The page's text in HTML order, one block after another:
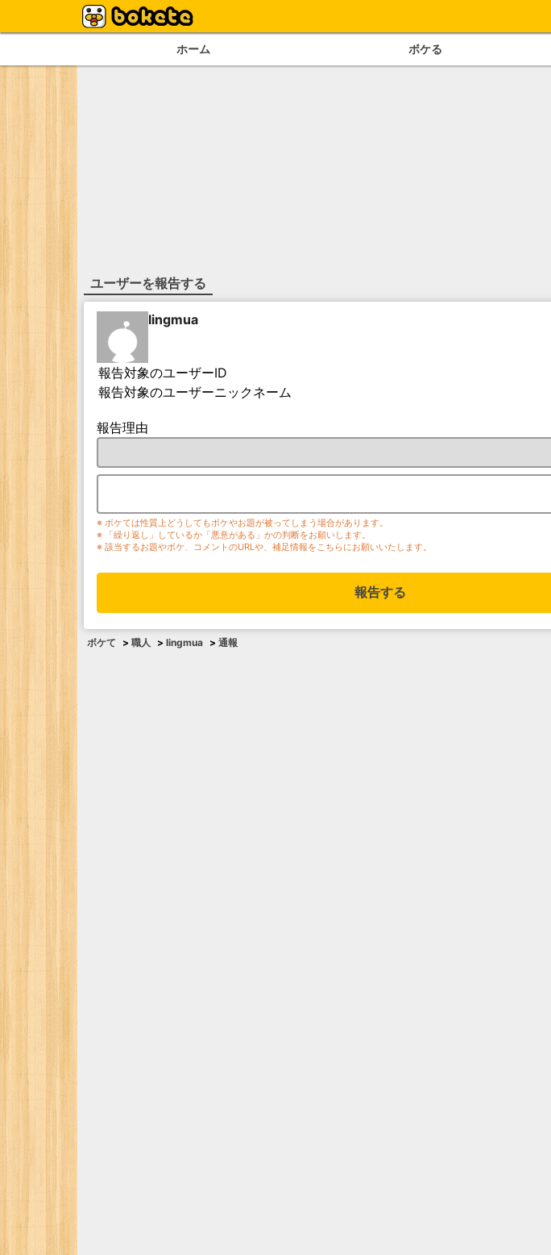
ホーム ボケる
ユーザーを報告する
lingmua
報告対象のユーザーID
報告対象のユーザーニックネーム
報告理由
※ ボケては性質上どうしてもボケやお題が被ってしまう場合があります。
※ 「繰り返し」しているか「悪意がある」かの判断をお願いします。
※ 該当するお題やボケ、コメントのURLや、補足情報をこちらにお願いいたします。
報告する
ボケて > 職人 > lingmua > 通報